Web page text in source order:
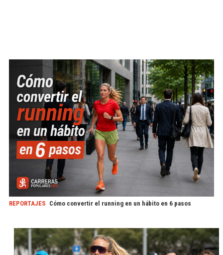
REPORTAJES Cómo convertir el running en un hábito en 6 pasos